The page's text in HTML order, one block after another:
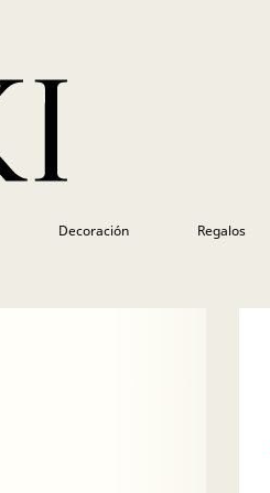
Decoración Regalos